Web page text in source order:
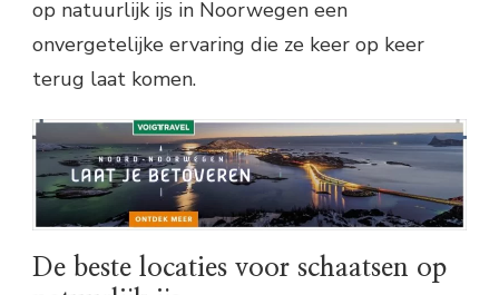
op natuurlijk ijs in Noorwegen een
onvergetelijke ervaring die ze keer op keer
terug laat komen.
De beste locaties voor schaatsen op